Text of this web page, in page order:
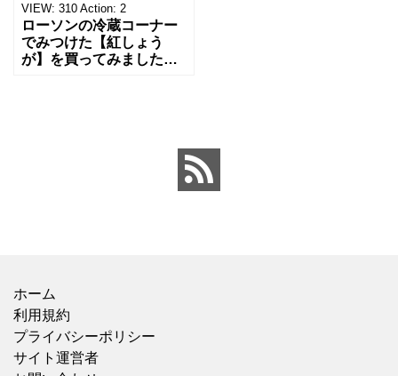
VIEW: 310 Action: 2
ローソンの冷蔵コーナー
でみつけた【紅しょう
が】を買ってみました。
ホーム
利用規約
プライバシーポリシー
サイト運営者